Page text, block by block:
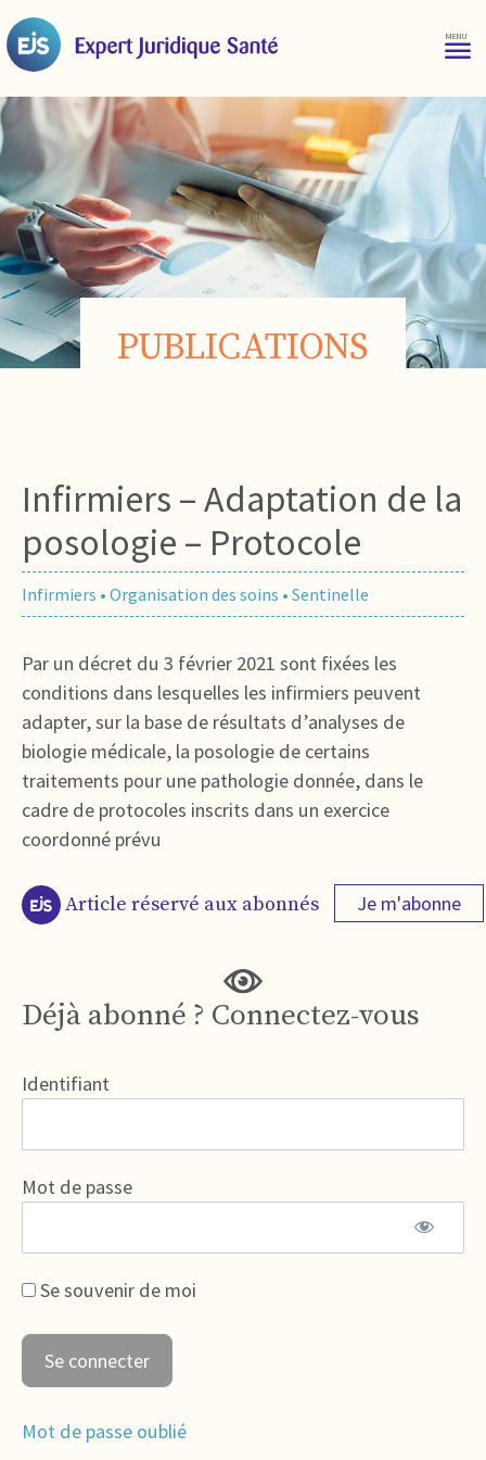
PUBLICATIONS
Infirmiers – Adaptation de la
posologie – Protocole
Infirmiers • Organisation des soins • Sentinelle
Par un décret du 3 février 2021 sont fixées les
conditions dans lesquelles les infirmiers peuvent
adapter, sur la base de résultats d’analyses de
biologie médicale, la posologie de certains
traitements pour une pathologie donnée, dans le
cadre de protocoles inscrits dans un exercice
coordonné prévu
Article réservé aux abonnés Je m'abonne
Déjà abonné ? Connectez-vous
Identifiant
Mot de passe
Se souvenir de moi
Mot de passe oublié